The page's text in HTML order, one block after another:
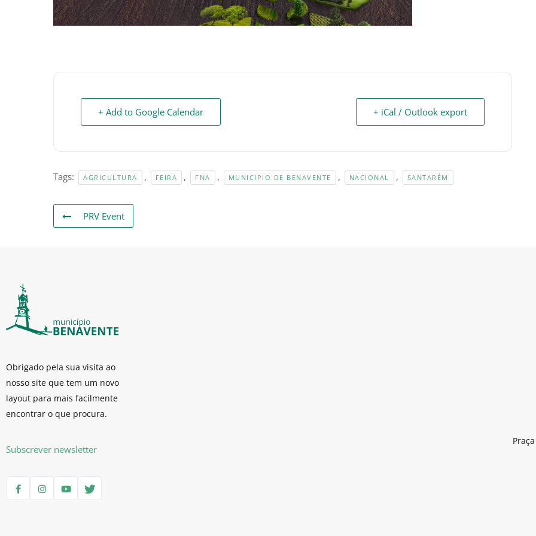
+ Add to Google Calendar + iCal / Outlook export
Tags: AGRICULTURA , FEIRA , FNA , MUNICIPIO DE BENAVENTE , NACIONAL , SANTARÉM
PRV Event
Obrigado pela sua visita ao
nosso site que tem um novo
layout para mais facilmente
encontrar o que procura.
Subscrever newsletter